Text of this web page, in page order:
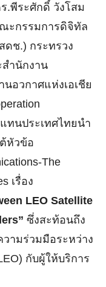
.พีระศักดิ์ วังโสม
ะกรรมการดิจิทัล
ดช.) กระทรวง
ำนักงาน
อวกาศแห่งเอเชีย
ทนประเทศไทยนำ
หัวข้อ
The
เรื่อง
LEO Satellite
ซึ่งสะท้อนถึง
ามร่วมมือระหว่าง
กับผู้ให้บริการ